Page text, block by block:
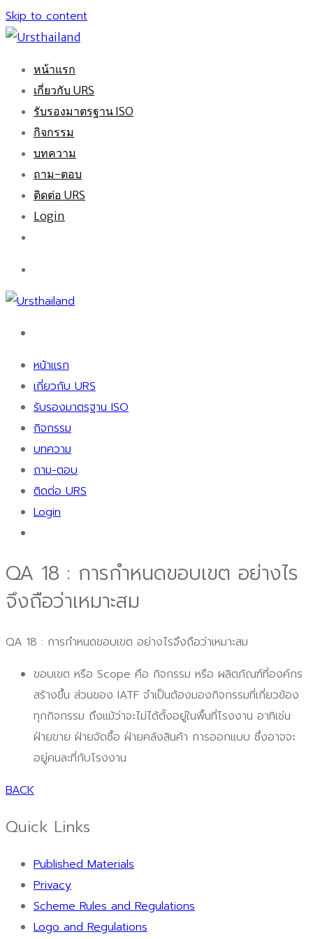
Skip to content
หน้าแรก
เกี่ยวกับ URS
รับรองมาตรฐาน ISO
กิจกรรม
บทความ
ถาม-ตอบ
ติดต่อ URS
Login
หน้าแรก
เกี่ยวกับ URS
รับรองมาตรฐาน ISO
กิจกรรม
บทความ
ถาม-ตอบ
ติดต่อ URS
Login
QA 18 : การกำหนดขอบเขต อย่างไร
จึงถือว่าเหมาะสม
QA 18 : การกำหนดขอบเขต อย่างไรจึงถือว่าเหมาะสม
ขอบเขต หรือ Scope คือ กิจกรรม หรือ ผลิตภัณฑ์ที่องค์กร
สร้างขึ้น ส่วนของ IATF จำเป็นต้องมองกิจกรรมที่เกี่ยวข้อง
ทุกกิจกรรม ถึงแม้ว่าจะไม่ได้ตั้งอยู่ในพื้นที่โรงงาน อาทิเช่น
ฝ่ายขาย ฝ่ายจัดซื้อ ฝ่ายคลังสินค้า การออกแบบ ซึ่งอาจจะ
อยู่คนละที่กับโรงงาน
BACK
Quick Links
Published Materials
Privacy
Scheme Rules and Regulations
Logo and Regulations